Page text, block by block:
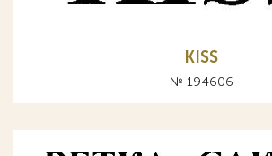
KISS
№ 194606